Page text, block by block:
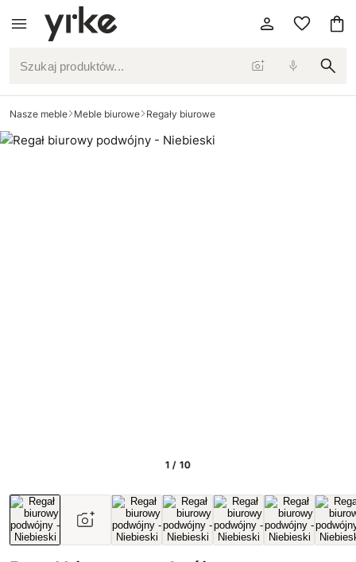
Szukaj produktów...
Nasze meble Meble biurowe Regały biurowe
1 / 10